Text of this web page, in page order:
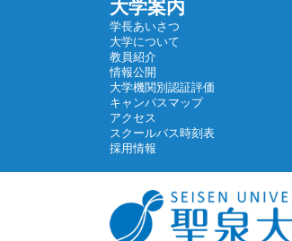
大学案内
学長あいさつ
大学について
教員紹介
情報公開
大学機関別認証評価
キャンパスマップ
アクセス
スクールバス時刻表
採用情報